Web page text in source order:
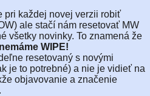
pri každej novej verzii robiť
ale stačí nám resetovať MW
všetky novinky. To znamená že
WIPE!
resetovaný s novými
je to potrebné) a nie je vidieť na
objavovanie a značenie